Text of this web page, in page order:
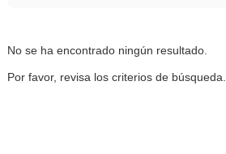
No se ha encontrado ningún resultado.
Por favor, revisa los criterios de búsqueda.